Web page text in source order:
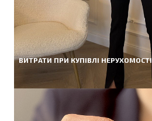
ВИТРАТИ ПРИ КУПІВЛІ НЕРУХОМОСТІ